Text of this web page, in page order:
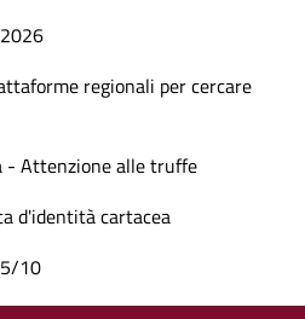
regionali per cercare
- Attenzione alle truffe
d'identità cartacea
10